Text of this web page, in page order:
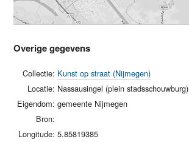
Overige gegevens
Collectie: Kunst op straat (Nijmegen)
Locatie: Nassausingel (plein stadsschouwburg)
Eigendom: gemeente Nijmegen
Bron:
Longitude: 5.85819385